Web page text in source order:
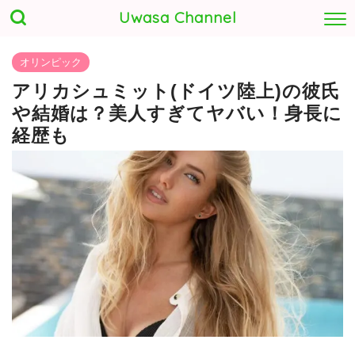
Uwasa Channel
オリンピック
アリカシュミット(ドイツ陸上)の彼氏
や結婚は？美人すぎてヤバい！身長に
経歴も